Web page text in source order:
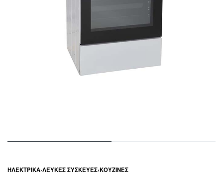
ΗΛΕΚΤΡΙΚΆ›ΛΕΥΚΈΣ ΣΥΣΚΕΥΈΣ›ΚΟΥΖΊΝΕΣ